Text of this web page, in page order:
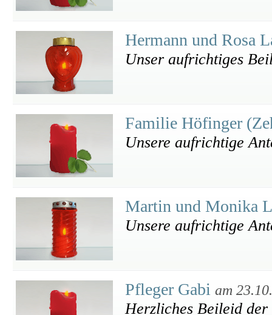
Hermann und Rosa
Unser aufrichtiges
Familie Höfinger
Unsere aufrichtige
Martin und Monika
Unsere aufrichtige
Pfleger Gabi am
Herzliches Beileid